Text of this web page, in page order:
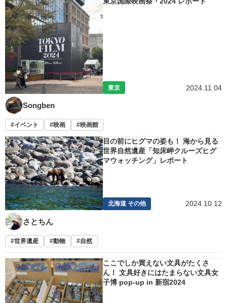
東京 2024.11.04
Songben
イベント 映画 映画館
目の前にヒグマの姿も！ 海から見る
世界自然遺産「知床岬クルーズヒグ
マウォッチング」レポート
北海道 その他 2024.10.12
さとちん
世界遺産 動物 自然
ここでしか買えない文具がたくさ
ん！ 文具好きにはたまらない文具女
子博 pop-up in 新宿2024